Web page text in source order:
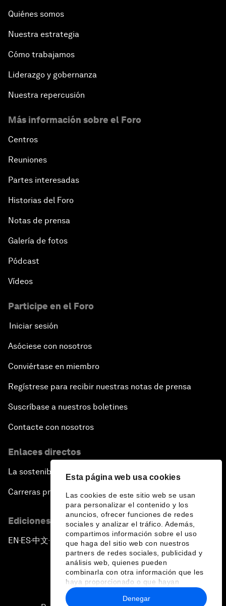
Esta página web usa cookies
Las cookies de este sitio web se usan
para personalizar el contenido y los
anuncios, ofrecer funciones de redes
sociales y analizar el tráfico. Además,
compartimos información sobre el uso
que haga del sitio web con nuestros
partners de redes sociales, publicidad y
análisis web, quienes pueden
combinarla con otra información que les
haya proporcionado o que hayan
recopilado a partir del uso que haya
hecho de sus servicios.
Denegar
Quiénes somos
Nuestra estrategia
Cómo trabajamos
Liderazgo y gobernanza
Nuestra repercusión
Más información sobre el Foro
Centros
Reuniones
Partes interesadas
Historias del Foro
Notas de prensa
Galería de fotos
Pódcast
Vídeos
Participe en el Foro
Iniciar sesión
Asóciese con nosotros
Conviértase en miembro
Regístrese para recibir nuestras notas de prensa
Suscríbase a nuestros boletines
Contacte con nosotros
Enlaces directos
La sostenibilidad en el Foro
Carreras profesionales
Ediciones en otros idiomas
EN ▪ES▪中文▪ 日本語